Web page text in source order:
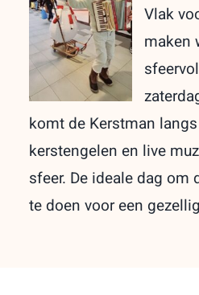
Vlak
maken
komt de Kerstman
kerstengelen en live
sfeer. De ideale dag om
te doen voor een